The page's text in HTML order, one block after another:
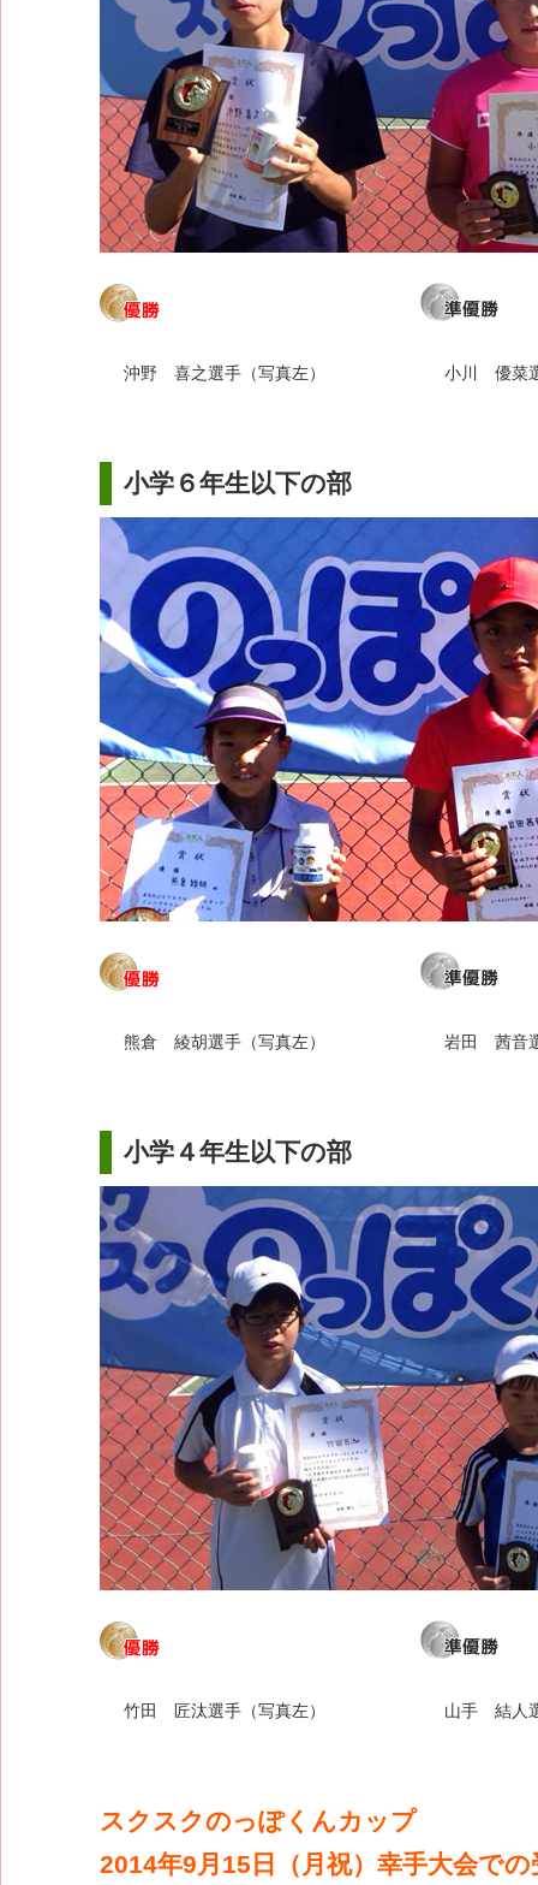
沖野 喜之選手（写真左） 小川 優菜
小学６年生以下の部
熊倉 綾胡選手（写真左） 岩田 茜音
小学４年生以下の部
竹田 匠汰選手（写真左） 山手 結人
スクスクのっぽくんカップ
2014年9月15日（月祝）幸手大会で